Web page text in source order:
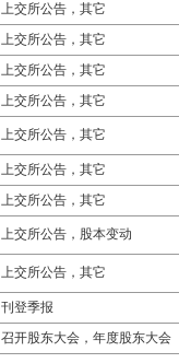
上交所公告，其它
上交所公告，其它
上交所公告，其它
上交所公告，其它
上交所公告，其它
上交所公告，其它
上交所公告，其它
上交所公告，股本变动
上交所公告，其它
刊登季报
召开股东大会，年度股东大会